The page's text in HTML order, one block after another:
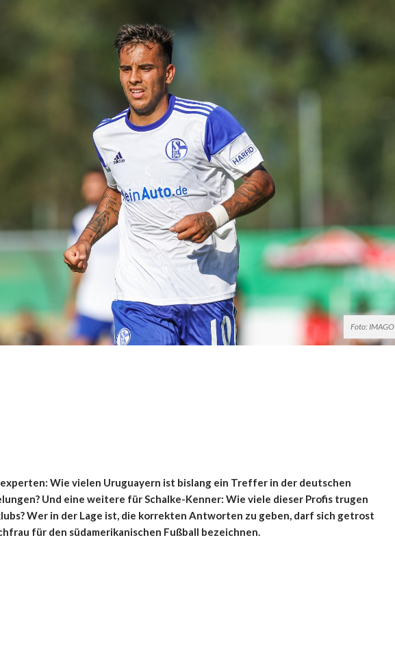
Foto: IMAGO
Wie vielen Uruguayern ist bislang ein Treffer in der deutschen
Und eine weitere für Schalke-Kenner: Wie viele dieser Profis trugen
Wer in der Lage ist, die korrekten Antworten zu geben, darf sich getrost
für den südamerikanischen Fußball bezeichnen.